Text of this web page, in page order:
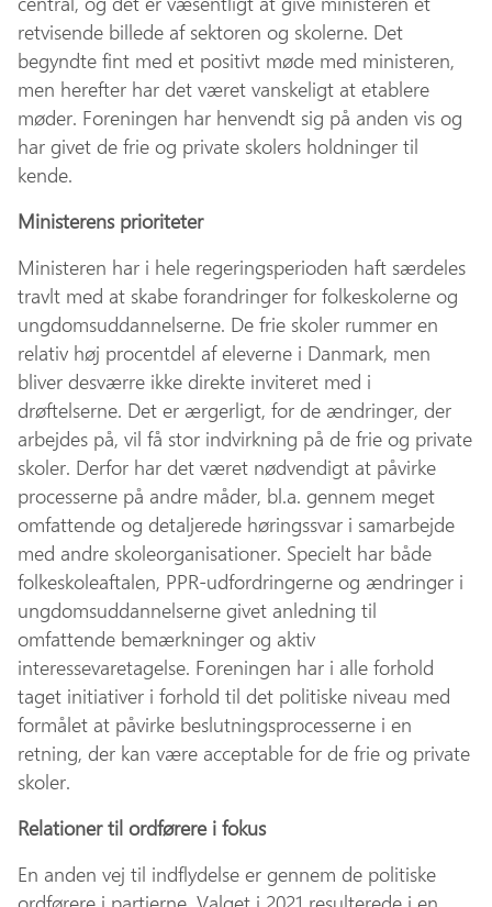
retvisende billede af sektoren og skolerne. Det
begyndte fint med et positivt møde med ministeren,
men herefter har det været vanskeligt at etablere
møder. Foreningen har henvendt sig på anden vis og
har givet de frie og private skolers holdninger til
kende.
Ministerens prioriteter
Ministeren har i hele regeringsperioden haft særdeles
travlt med at skabe forandringer for folkeskolerne og
ungdomsuddannelserne. De frie skoler rummer en
relativ høj procentdel af eleverne i Danmark, men
bliver desværre ikke direkte inviteret med i
drøftelserne. Det er ærgerligt, for de ændringer, der
arbejdes på, vil få stor indvirkning på de frie og private
skoler. Derfor har det været nødvendigt at påvirke
processerne på andre måder, bl.a. gennem meget
omfattende og detaljerede høringssvar i samarbejde
med andre skoleorganisationer. Specielt har både
folkeskoleaftalen, PPR-udfordringerne og ændringer i
ungdomsuddannelserne givet anledning til
omfattende bemærkninger og aktiv
interessevaretagelse. Foreningen har i alle forhold
taget initiativer i forhold til det politiske niveau med
formålet at påvirke beslutningsprocesserne i en
retning, der kan være acceptable for de frie og private
skoler.
Relationer til ordførere i fokus
En anden vej til indflydelse er gennem de politiske